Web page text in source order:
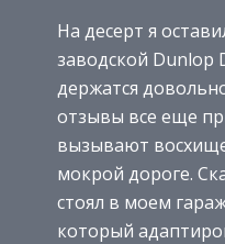
На десерт я
заводской Dunlop
держатся
отзывы все еще
вызывают
мокрой дороге.
стоял в моем
который